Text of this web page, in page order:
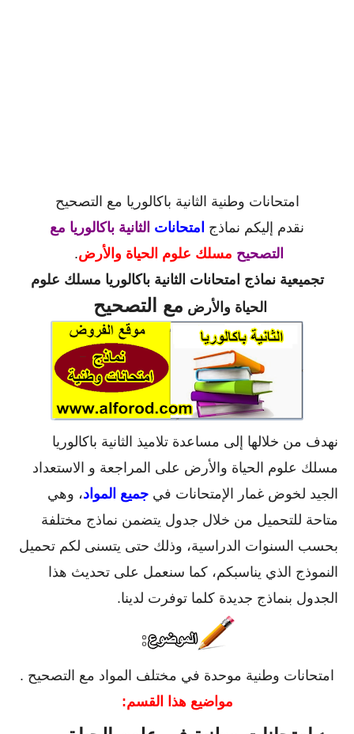
امتحانات وطنية الثانية باكالوريا مع التصحيح
نقدم إليكم نماذج امتحانات الثانية باكالوريا مع
التصحيح مسلك علوم الحياة والأرض.
تجميعيةنماذج امتحانات الثانية باكالوريا مسلك علوم
الحياة والأرض مع التصحيح
نهدف من خلالها إلى مساعدة تلاميذ الثانية باكالوريا
مسلك علوم الحياة والأرض على المراجعة و الاستعداد
الجيد لخوض غمار الإمتحانات في جميع المواد، وهي
متاحة للتحميل من خلال جدول يتضمن نماذج مختلفة
بحسب السنوات الدراسية، وذلك حتى يتسنى لكم تحميل
النموذج الذي يناسبكم، كما سنعمل على تحديث هذا
الجدول بنماذج جديدة كلما توفرت لدينا.
امتحانات وطنية موحدة في مختلف المواد مع التصحيح .
مواضيع هذا القسم: